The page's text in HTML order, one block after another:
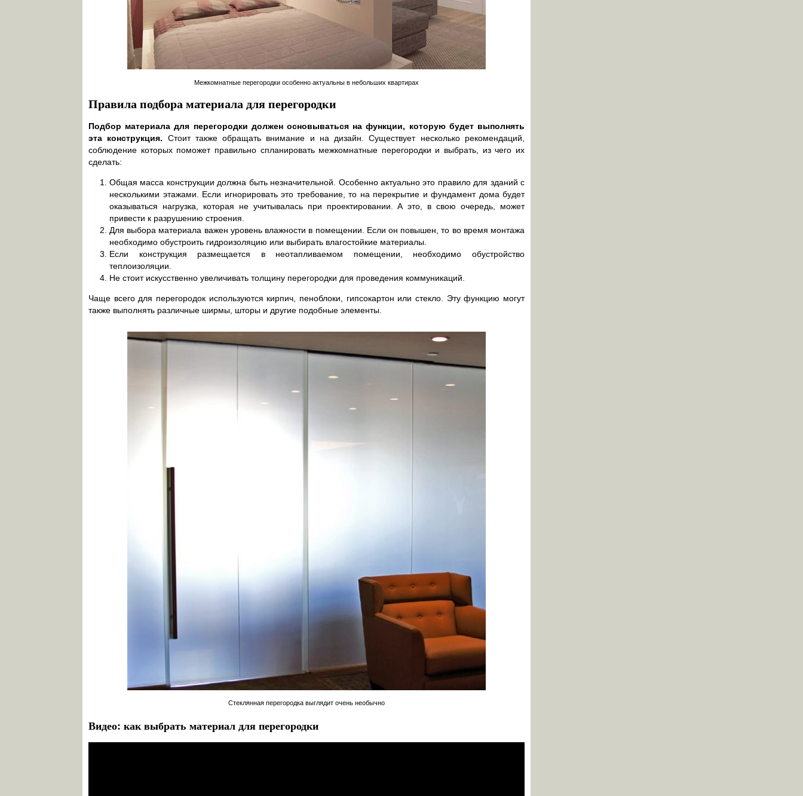
Межкомнатные перегородки особенно актуальны в небольших квартирах
Правила подбора материала для перегородки
Подбор материала для перегородки должен основываться на функции, которую будет выполнять
эта конструкция. Стоит также обращать внимание и на дизайн. Существует несколько рекомендаций,
соблюдение которых поможет правильно спланировать межкомнатные перегородки и выбрать, из чего их
сделать:
Общая масса конструкции должна быть незначительной. Особенно актуально это правило для зданий с
несколькими этажами. Если игнорировать это требование, то на перекрытие и фундамент дома будет
оказываться нагрузка, которая не учитывалась при проектировании. А это, в свою очередь, может
привести к разрушению строения.
Для выбора материала важен уровень влажности в помещении. Если он повышен, то во время монтажа
необходимо обустроить гидроизоляцию или выбирать влагостойкие материалы.
Если конструкция размещается в неотапливаемом помещении, необходимо обустройство
теплоизоляции.
Не стоит искусственно увеличивать толщину перегородки для проведения коммуникаций.
Чаще всего для перегородок используются кирпич, пеноблоки, гипсокартон или стекло. Эту функцию могут
также выполнять различные ширмы, шторы и другие подобные элементы.
Стеклянная перегородка выглядит очень необычно
Видео: как выбрать материал для перегородки